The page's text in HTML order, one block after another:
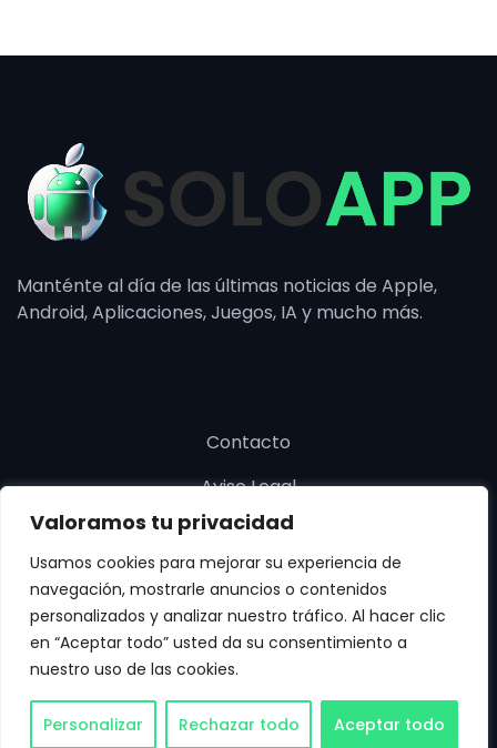
Valoramos tu privacidad
Usamos cookies para mejorar su experiencia de
navegación, mostrarle anuncios o contenidos
personalizados y analizar nuestro tráfico. Al hacer clic
en “Aceptar todo” usted da su consentimiento a
nuestro uso de las cookies.
Personalizar Rechazar todo Aceptar todo
Manténte al día de las últimas noticias de Apple,
Android, Aplicaciones, Juegos, IA y mucho más.
Contacto
Aviso Legal
Política de cookies
Política de privacidad
Copyright © SoloApp 2025. Todos los derechos
reservados.